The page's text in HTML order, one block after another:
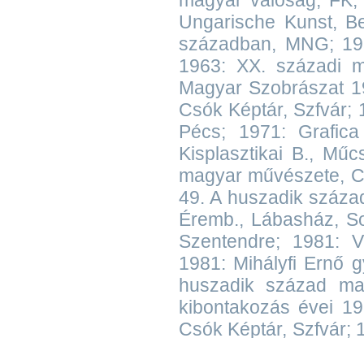
Ungarische Kunst,
században, MNG;
1963: XX. századi
Magyar Szobrászat
Csók Képtár, Szfvár;
Pécs; 1971:
Kisplasztikai B.,
magyar művészete,
49. A huszadik
Éremb., Lábasház,
Szentendre; 1981:
1981: Mihályfi Ernő
huszadik század
kibontakozás évei
Csók Képtár, Szfvár;